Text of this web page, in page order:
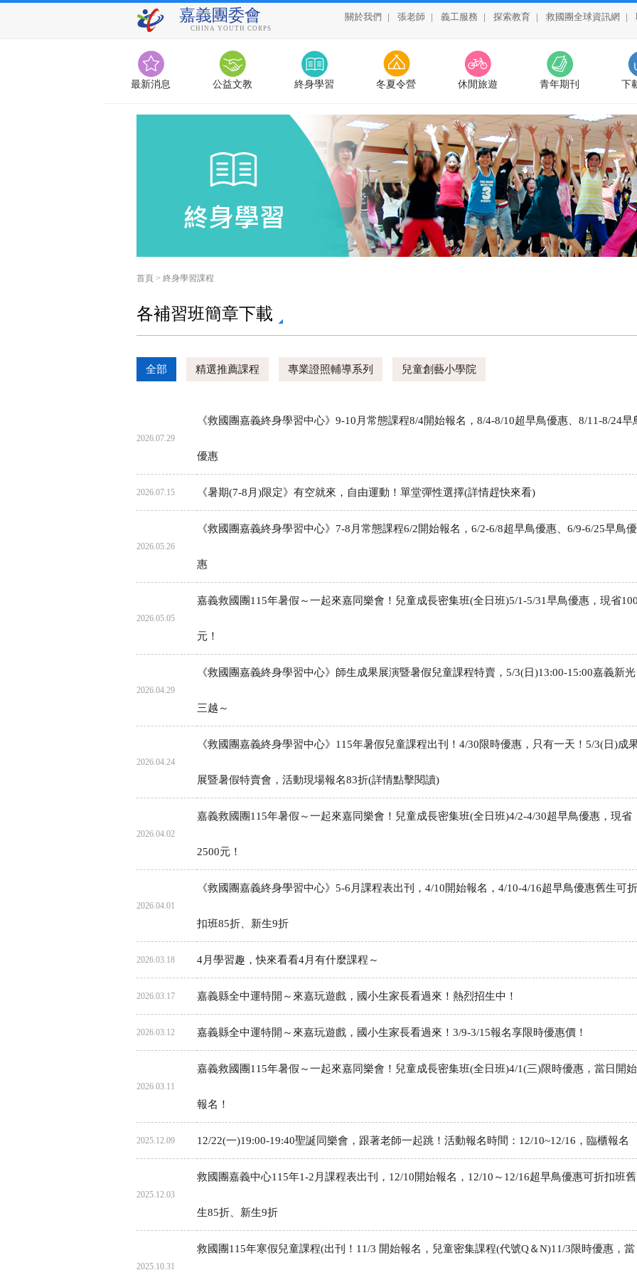
嘉義團委會
CHINA YOUTH CORPS
關於我們 | 張老師 | 義工服務 | 探索教育 | 救國團全球資訊網 |
最新消息 公益文教 終身學習 冬夏令營 休閒旅遊 青年期刊 下
首頁 > 終身學習課程
各補習班簡章下載
全部 精選推薦課程 專業證照輔導系列 兒童創藝小學院
2026.07.29
《救國團嘉義終身學習中心》9-10月常態課程8/4開始報名，8/4-8/10超早鳥優惠、8/11-8/24早
優惠
2026.07.15 《暑期(7-8月)限定》有空就來，自由運動！單堂彈性選擇(詳情趕快來看)
2026.05.26
《救國團嘉義終身學習中心》7-8月常態課程6/2開始報名，6/2-6/8超早鳥優惠、6/9-6/25早鳥優
惠
2026.05.05
嘉義救國團115年暑假～一起來嘉同樂會！兒童成長密集班(全日班)5/1-5/31早鳥優惠，現省
元！
2026.04.29
《救國團嘉義終身學習中心》師生成果展演暨暑假兒童課程特賣，5/3(日)13:00-15:00嘉義新光
三越～
2026.04.24
《救國團嘉義終身學習中心》115年暑假兒童課程出刊！4/30限時優惠，只有一天！5/3(日)成
展暨暑假特賣會，活動現場報名83折(詳情點擊閱讀)
2026.04.02
嘉義救國團115年暑假～一起來嘉同樂會！兒童成長密集班(全日班)4/2-4/30超早鳥優惠，現省
2500元！
2026.04.01
《救國團嘉義終身學習中心》5-6月課程表出刊，4/10開始報名，4/10-4/16超早鳥優惠舊生可折
扣班85折、新生9折
2026.03.18 4月學習趣，快來看看4月有什麼課程～
2026.03.17 嘉義縣全中運特開～來嘉玩遊戲，國小生家長看過來！熱烈招生中！
2026.03.12 嘉義縣全中運特開～來嘉玩遊戲，國小生家長看過來！3/9-3/15報名享限時優惠價！
2026.03.11
嘉義救國團115年暑假～一起來嘉同樂會！兒童成長密集班(全日班)4/1(三)限時優惠，當日開始
報名！
2025.12.09 12/22(一)19:00-19:40聖誕同樂會，跟著老師一起跳！活動報名時間：12/10~12/16，臨櫃報名
2025.12.03
救國團嘉義中心115年1-2月課程表出刊，12/10開始報名，12/10～12/16超早鳥優惠可折扣班舊
生85折、新生9折
2025.10.31
救國團115年寒假兒童課程(出刊！11/3 開始報名，兒童密集課程(代號Q＆N)11/3限時優惠，當